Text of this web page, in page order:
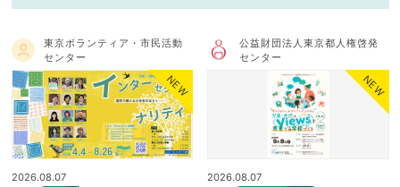
東京ボランティア・市民活動
センター
NEW
2026.08.07
公益財団法人東京都人権啓発
センター
NEW
2026.08.07